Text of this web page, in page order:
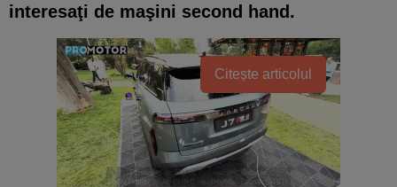
interesaţi de maşini second hand.
Citește articolul